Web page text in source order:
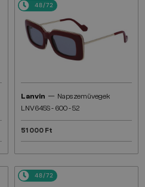
48/72
Lanvin — Napszemüvegek
LNV645S - 600 - 52
51 000 Ft
48/72